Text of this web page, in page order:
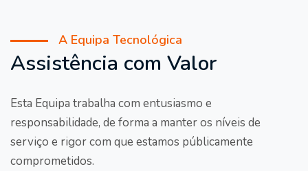
A Equipa Tecnológica
Assistência com Valor
Esta Equipa trabalha com entusiasmo e
responsabilidade, de forma a manter os níveis de
serviço e rigor com que estamos públicamente
comprometidos.